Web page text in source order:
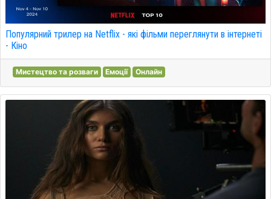
Популярний трилер на Netflix - які фільми переглянути в інтернеті
- Кіно
Мистецтво та розваги Емоції Онлайн